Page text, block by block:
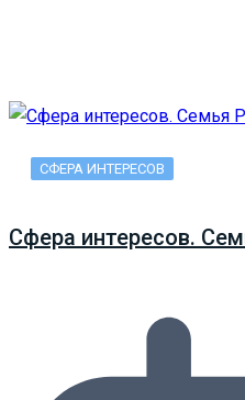
СФЕРА ИНТЕРЕСОВ
Сфера интересов.